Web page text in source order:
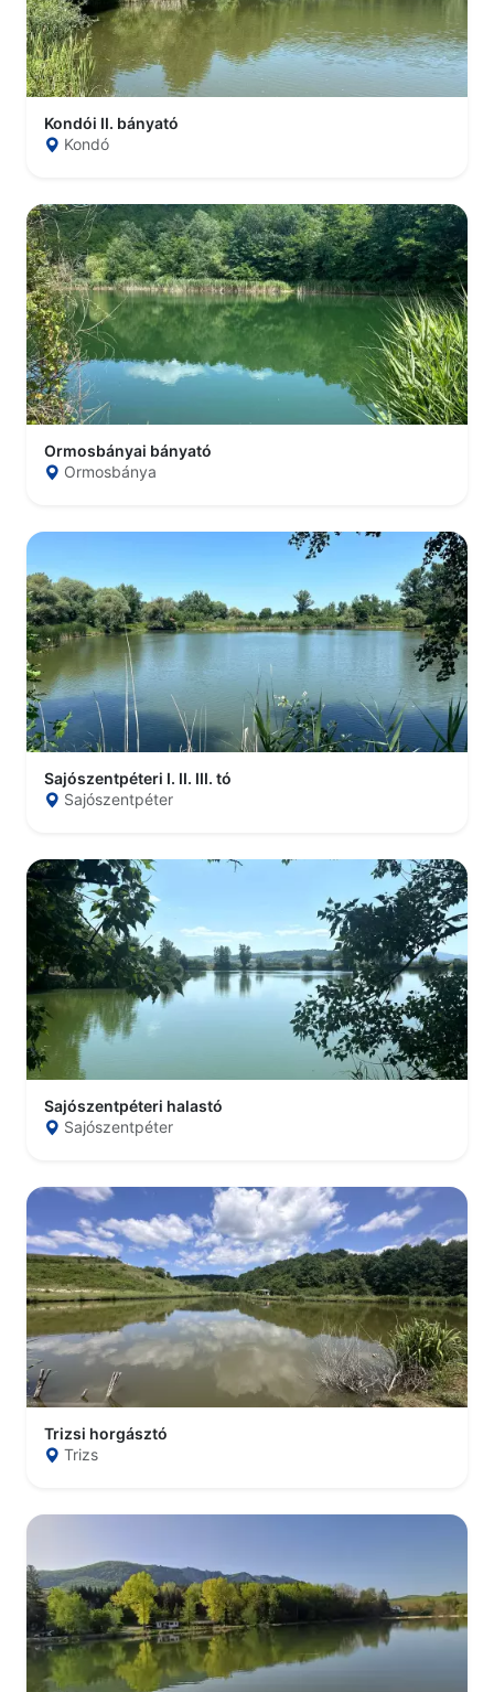
Kondói II. bányató
Kondó
Ormosbányai bányató
Ormosbánya
Sajószentpéteri I. II. III. tó
Sajószentpéter
Sajószentpéteri halastó
Sajószentpéter
Trizsi horgásztó
Trizs